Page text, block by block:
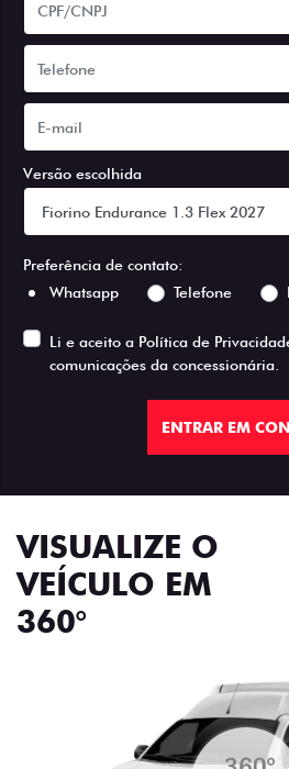
Versão escolhida
Preferência de contato:
Whatsapp
Telefone
Li e aceito a Política de
comunicações da concessionária.
ENTRAR EM
VISUALIZE O
VEÍCULO EM
360°